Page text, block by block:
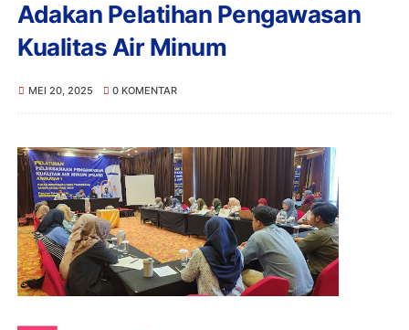
Adakan Pelatihan Pengawasan
Kualitas Air Minum
MEI 20, 2025 0 KOMENTAR